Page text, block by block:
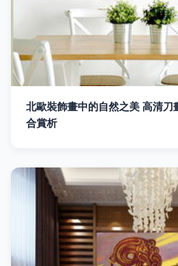
北歐裝飾畫中的自然之美 高清刀
合賞析